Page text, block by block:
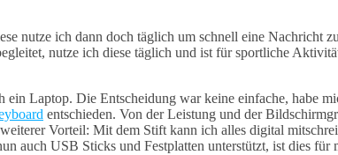
nutze ich dann doch täglich um schnell eine Nachricht
nutze ich diese täglich und ist für sportliche
Laptop. Die Entscheidung war keine einfache, habe
entschieden. Von der Leistung und der
Vorteil: Mit dem Stift kann ich alles digital
auch USB Sticks und Festplatten unterstützt, ist dies für